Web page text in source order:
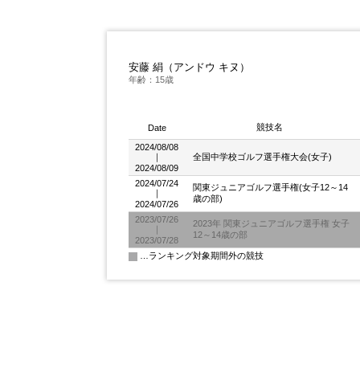
安藤 絹（アンドウ キヌ）
年齢：15歳
Date 競技名
2024/08/08
｜
2024/08/09
全国中学校ゴルフ選手権大会(女子)
2024/07/24
｜
2024/07/26
関東ジュニアゴルフ選手権(女子12～14
歳の部)
2023/07/26
｜
2023/07/28
2023年 関東ジュニアゴルフ選手権 女子
12～14歳の部
…ランキング対象期間外の競技